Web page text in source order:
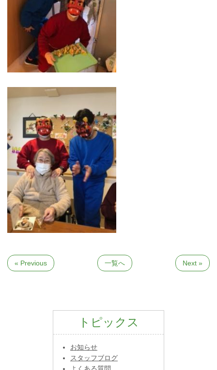
« Previous 一覧へ Next »
トピックス
お知らせ
スタッフブログ